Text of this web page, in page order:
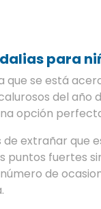
para
que se está
del año
opción
de extrañar que
puntos fuertes
de